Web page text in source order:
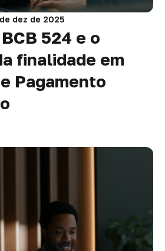
dez de 2025
524 e o
finalidade em
Pagamento